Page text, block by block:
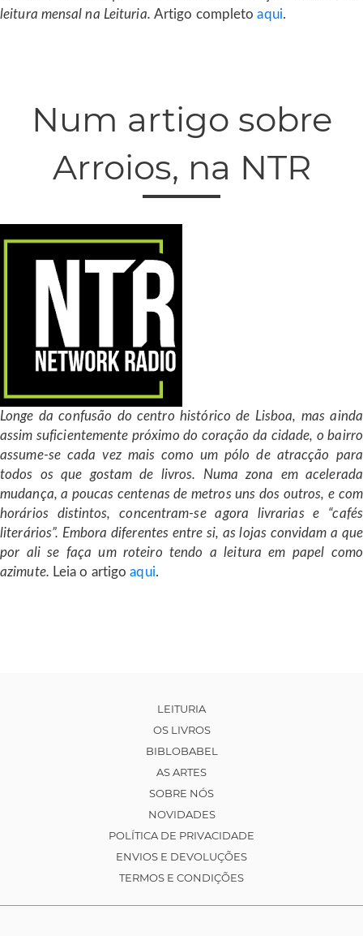
leitura mensal na Leituria. Artigo completoaqui.
Num artigo sobre
Arroios, na NTR
Longe da confusão do centro histórico de Lisboa, mas ainda
assim suficientemente próximo do coração da cidade, o bairro
assume-se cada vez mais como um pólo de atracção para
todos os que gostam de livros. Numa zona em acelerada
mudança, a poucas centenas de metros uns dos outros, e com
horários distintos, concentram-se agora livrarias e “cafés
literários”. Embora diferentes entre si, as lojas convidam a que
por ali se faça um roteiro tendo a leitura em papel como
azimute. Leia o artigoaqui.
LEITURIA
OS LIVROS
BIBLOBABEL
AS ARTES
SOBRE NÓS
NOVIDADES
POLÍTICA DE PRIVACIDADE
ENVIOS E DEVOLUÇÕES
TERMOS E CONDIÇÕES